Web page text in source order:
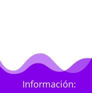
Información: